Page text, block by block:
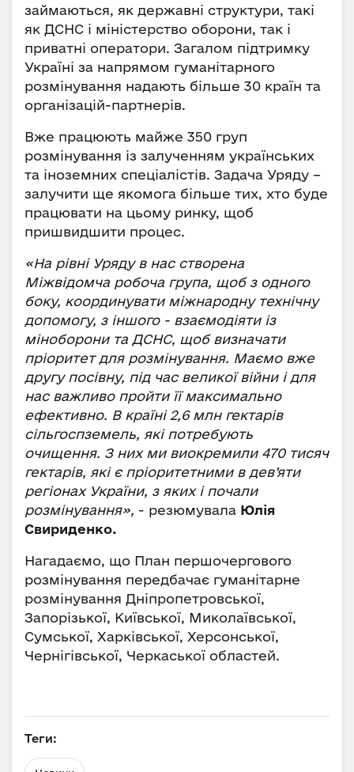
займаються, як державні структури, такі
як ДСНС і міністерство оборони, так і
приватні оператори. Загалом підтримку
Україні за напрямом гуманітарного
розмінування надають більше 30 країн та
організацій-партнерів.
Вже працюють майже 350 груп
розмінування із залученням українських
та іноземних спеціалістів. Задача Уряду –
залучити ще якомога більше тих, хто буде
працювати на цьому ринку, щоб
пришвидшити процес.
«На рівні Уряду в нас створена
Міжвідомча робоча група, щоб з одного
боку, координувати міжнародну технічну
допомогу, з іншого - взаємодіяти із
міноборони та ДСНС, щоб визначати
пріоритет для розмінування. Маємо вже
другу посівну, під час великої війни і для
нас важливо пройти її максимально
ефективно. В країні 2,6 млн гектарів
сільгоспземель, які потребують
очищення. З них ми виокремили 470 тисяч
гектарів, які є пріоритетними в дев’яти
регіонах України, з яких і почали
розмінування», - резюмувала Юлія
Свириденко.
Нагадаємо, що План першочергового
розмінування передбачає гуманітарне
розмінування Дніпропетровської,
Запорізької, Київської, Миколаївської,
Сумської, Харківської, Херсонської,
Чернігівської, Черкаської областей.
Теги: